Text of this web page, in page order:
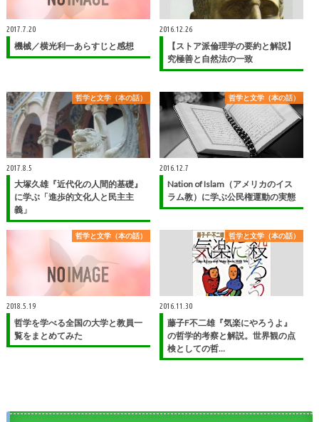
2017.7.20
機械／横光利一あらすじと感想
2016.12.26
【ストア派倫理学の要約と解説】
究極善と自然法の一致
哲学と文学（本の話）
2017.8.5
大塚久雄『近代化の人間的基礎』
に学ぶ「進歩的文化人と民主主
義」
哲学と文学（本の話）
2016.12.7
Nation of Islam（アメリカのイス
ラム教）に学ぶ公民権運動の実態
哲学と文学（本の話）
2018.5.19
哲学を学べる全国の大学と教員一
覧をまとめてみた
哲学と文学（本の話）
2016.11.30
藤子F不二雄『気楽にやろうよ』
の哲学的考察と解説。世界観の点
検としての哲…